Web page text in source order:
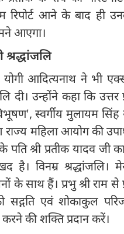
रिपोर्ट आने के बाद ही
आएगा।
श्रद्धांजलि
आदित्यनाथ ने भी
दी। उन्होंने कहा कि उत्तर
स्वर्गीय मुलायम
राज्य महिला आयोग की
पति श्री प्रतीक यादव
है। विनम्र श्रद्धांजलि।
के साथ हैं। प्रभु श्री राम से
सद्गति एवं शोकाकुल
की शक्ति प्रदान करें।